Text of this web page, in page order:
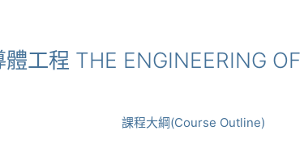
體工程 THE ENGINEERING
課程大綱(Course Outline)